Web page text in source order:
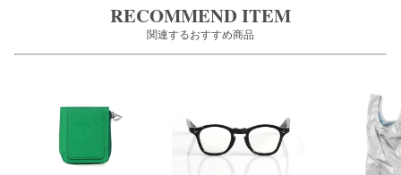
RECOMMEND ITEM
関連するおすすめ商品